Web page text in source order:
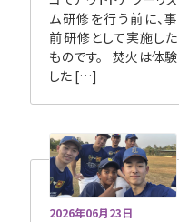
ム研修を行う前に、事
前研修として実施した
ものです。 焚火は体験
した […]
2026年06月23日